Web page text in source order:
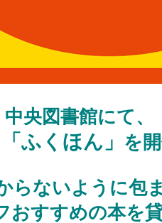
央図書館にて、
ふくほん」 を
らないように包
おすすめの本を